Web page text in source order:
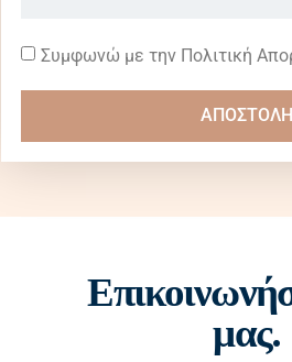
Συμφωνώ με την Πολιτική
ΑΠΟΣΤΟΛΗ
μας.